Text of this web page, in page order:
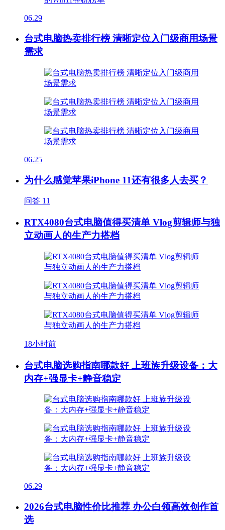
06.29
台式电脑热卖排行榜 清晰定位入门级商用场景
需求
06.25
为什么感觉苹果iPhone 11还有很多人去买？
问答 11
RTX4080台式电脑值得买清单 Vlog剪辑师与独
立动画人的生产力搭档
18小时前
台式电脑选购指南哪款好 上班族升级设备：大
内存+强显卡+静音稳定
06.29
2026台式电脑性价比推荐 办公白领高效创作首
选